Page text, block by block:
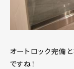
オートロック完備
ですね！